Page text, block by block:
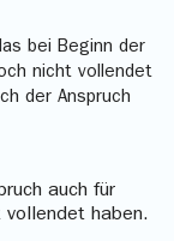
bei Beginn der
nicht vollendet
der Anspruch
auch für
vollendet haben.